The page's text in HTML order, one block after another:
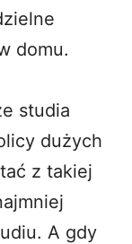
domu.
studia
dużych
z takiej
A gdy